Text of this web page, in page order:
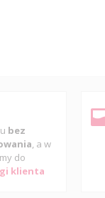
bez
, a w
do
klienta